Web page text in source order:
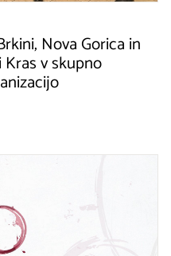
Nova Gorica in
v skupno